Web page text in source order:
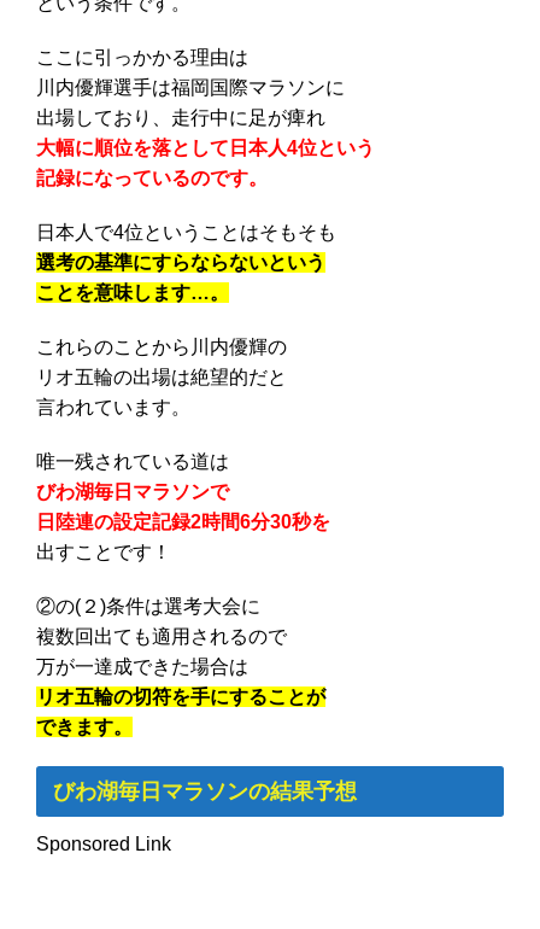
ここに引っかかる理由は
川内優輝選手は福岡国際マラソンに
出場しており、走行中に足が痺れ
大幅に順位を落として日本人4位という
記録になっているのです。
日本人で4位ということはそもそも
選考の基準にすらならないという
ことを意味します…。
これらのことから川内優輝の
リオ五輪の出場は絶望的だと
言われています。
唯一残されている道は
びわ湖毎日マラソンで
日陸連の設定記録2時間6分30秒を
出すことです！
②の(２)条件は選考大会に
複数回出ても適用されるので
万が一達成できた場合は
リオ五輪の切符を手にすることが
できます。
びわ湖毎日マラソンの結果予想
Sponsored Link